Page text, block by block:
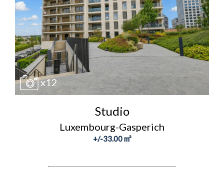
x12
Studio
Luxembourg-Gasperich
+/-33.00 m²